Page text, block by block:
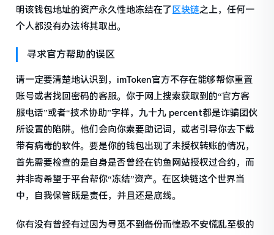
明该钱包地址的资产永久性地冻结在了 区块链之上，任何一
个人都没有办法将其取出。
寻求官方帮助的误区
请一定要清楚地认识到，imToken官方不存在能够帮你重置
账号或者找回密码的客服。你于网上搜索获取到的“官方客
服电话”或者“技术协助”字样，九十九 percent都是诈骗团伙
所设置的陷阱。他们会向你索要助记词，或者引导你去下载
带有病毒的软件。要是你的钱包出现了未授权转账的情况，
首先需要检查的是自身是否曾经在钓鱼网站授权过合约，而
并非寄希望于平台帮你“冻结”资产。在区块链这个世界当
中，自我保管既是责任，并且还是底线。
你有没有曾经有过因为寻觅不到备份而惶恐不安慌乱至极的